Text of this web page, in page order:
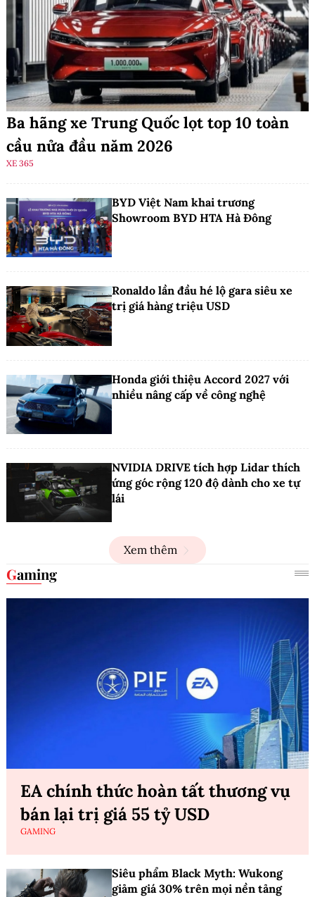
Ba hãng xe Trung Quốc lọt top 10 toàn
cầu nửa đầu năm 2026
XE 365
BYD Việt Nam khai trương
Showroom BYD HTA Hà Đông
Ronaldo lần đầu hé lộ gara siêu xe
trị giá hàng triệu USD
Honda giới thiệu Accord 2027 với
nhiều nâng cấp về công nghệ
NVIDIA DRIVE tích hợp Lidar thích
ứng góc rộng 120 độ dành cho xe tự
lái
Xem thêm
Gaming
EA chính thức hoàn tất thương vụ
bán lại trị giá 55 tỷ USD
GAMING
Siêu phẩm Black Myth: Wukong
giảm giá 30% trên mọi nền tảng